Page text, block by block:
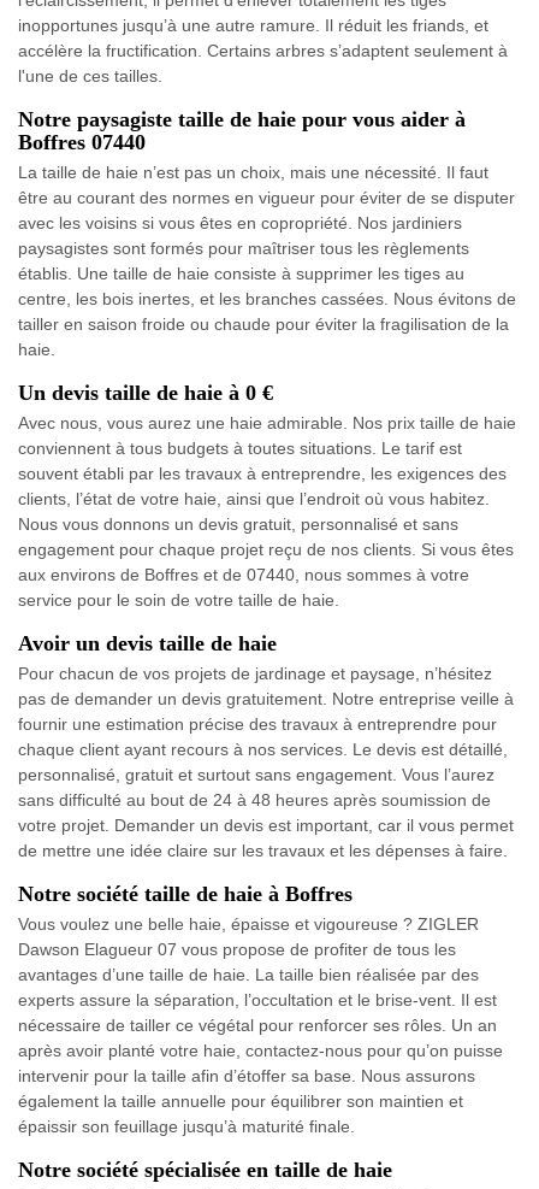
inopportunes jusqu’à une autre ramure. Il réduit les friands, et
accélère la fructification. Certains arbres s’adaptent seulement à
l'une de ces tailles.
Notre paysagiste taille de haie pour vous aider à
Boffres 07440
La taille de haie n’est pas un choix, mais une nécessité. Il faut
être au courant des normes en vigueur pour éviter de se disputer
avec les voisins si vous êtes en copropriété. Nos jardiniers
paysagistes sont formés pour maîtriser tous les règlements
établis. Une taille de haie consiste à supprimer les tiges au
centre, les bois inertes, et les branches cassées. Nous évitons de
tailler en saison froide ou chaude pour éviter la fragilisation de la
haie.
Un devis taille de haie à 0 €
Avec nous, vous aurez une haie admirable. Nos prix taille de haie
conviennent à tous budgets à toutes situations. Le tarif est
souvent établi par les travaux à entreprendre, les exigences des
clients, l’état de votre haie, ainsi que l’endroit où vous habitez.
Nous vous donnons un devis gratuit, personnalisé et sans
engagement pour chaque projet reçu de nos clients. Si vous êtes
aux environs de Boffres et de 07440, nous sommes à votre
service pour le soin de votre taille de haie.
Avoir un devis taille de haie
Pour chacun de vos projets de jardinage et paysage, n’hésitez
pas de demander un devis gratuitement. Notre entreprise veille à
fournir une estimation précise des travaux à entreprendre pour
chaque client ayant recours à nos services. Le devis est détaillé,
personnalisé, gratuit et surtout sans engagement. Vous l’aurez
sans difficulté au bout de 24 à 48 heures après soumission de
votre projet. Demander un devis est important, car il vous permet
de mettre une idée claire sur les travaux et les dépenses à faire.
Notre société taille de haie à Boffres
Vous voulez une belle haie, épaisse et vigoureuse ? ZIGLER
Dawson Elagueur 07 vous propose de profiter de tous les
avantages d’une taille de haie. La taille bien réalisée par des
experts assure la séparation, l’occultation et le brise-vent. Il est
nécessaire de tailler ce végétal pour renforcer ses rôles. Un an
après avoir planté votre haie, contactez-nous pour qu’on puisse
intervenir pour la taille afin d’étoffer sa base. Nous assurons
également la taille annuelle pour équilibrer son maintien et
épaissir son feuillage jusqu’à maturité finale.
Notre société spécialisée en taille de haie